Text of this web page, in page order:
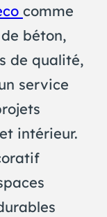
comme
béton,
de qualité,
service
intérieur.